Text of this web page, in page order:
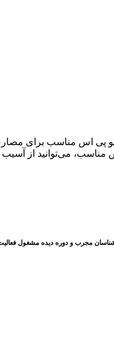
یو پی اس مناسب برای
مناسب، می‌توانید از
مجرب و دوره دیده مشغول